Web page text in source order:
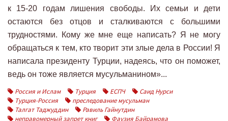
к 15-20 годам лишения свободы. Их семьи и дети
остаются без отцов и сталкиваются с большими
трудностями. Кому же мне еще написать? Я не могу
обращаться к тем, кто творит эти злые дела в России! Я
написала президенту Турции, надеясь, что он поможет,
ведь он тоже является мусульманином»...
Россия и Ислам
Турция ЕСПЧ
Саид Нурси
Турция-Россия
преследование мусульман
Талгат Таджуддин
Равиль Гайнутдин
неправомерный запрет книг
Фаузия Байрамова